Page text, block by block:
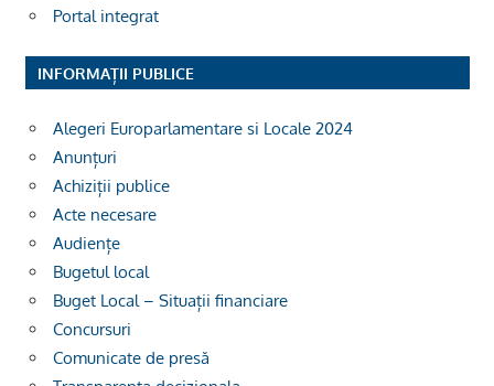
Portal integrat
INFORMAȚII PUBLICE
Alegeri Europarlamentare si Locale 2024
Anunțuri
Achiziții publice
Acte necesare
Audiențe
Bugetul local
Buget Local – Situații financiare
Concursuri
Comunicate de presă